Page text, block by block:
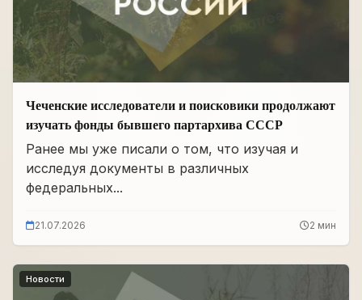
Чеченские исследователи и поисковики продолжают
изучать фонды бывшего партархива СССР
Ранее мы уже писали о том, что изучая и
исследуя документы в различных
федеральных...
21.07.2026 2 мин
Новости